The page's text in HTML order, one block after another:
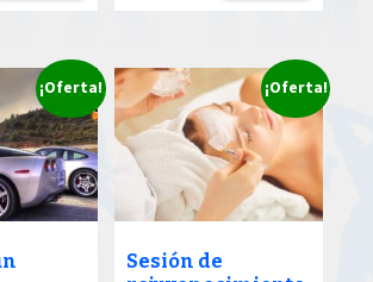
39.00€.
39.00€.
¡Oferta! ¡Oferta!
Sesión de